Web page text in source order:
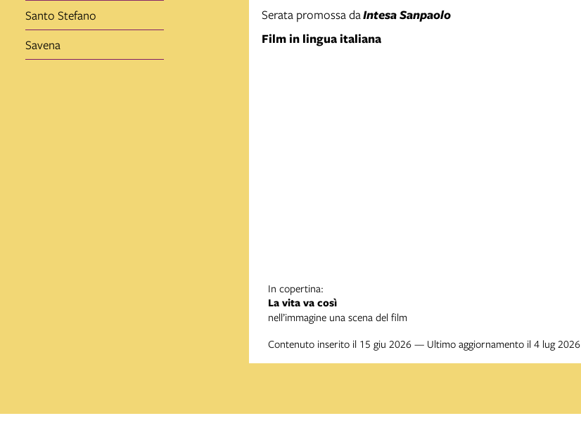
Santo Stefano
Savena
Serata promossa daIntesa Sanpaolo
Film in lingua italiana
In copertina:
La vita va così
nell’immagine una scena del film
Contenuto inserito il 15 giu 2026 — Ultimo aggiornamento il 4 lug 2026